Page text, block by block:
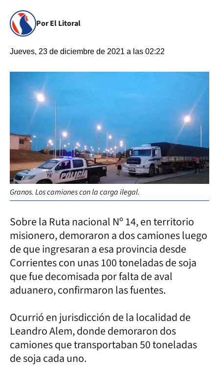
Por El Litoral
Jueves, 23 de diciembre de 2021 a las 02:22
Granos. Los camiones con la carga ilegal.
Sobre la Ruta nacional Nº 14, en territorio
misionero, demoraron a dos camiones luego
de que ingresaran a esa provincia desde
Corrientes con unas 100 toneladas de soja
que fue decomisada por falta de aval
aduanero, confirmaron las fuentes.
Ocurrió en jurisdicción de la localidad de
Leandro Alem, donde demoraron dos
camiones que transportaban 50 toneladas
de soja cada uno.